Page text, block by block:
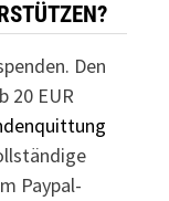
Den
20 EUR
Paypal-